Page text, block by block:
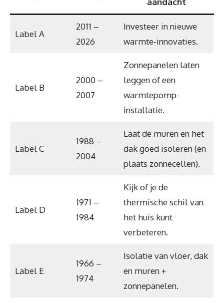
Label A
2011 –
2026
Investeer in nieuwe
warmte-innovaties.
Label B
2000 –
2007
Zonnepanelen laten
leggen of een
warmtepomp-
installatie.
Label C
1988 –
2004
Laat de muren en het
dak goed isoleren (en
plaats zonnecellen).
Label D
1971 –
1984
Kijk of je de
thermische schil van
het huis kunt
verbeteren.
Label E
1966 –
1974
Isolatie van vloer, dak
en muren +
zonnepanelen.